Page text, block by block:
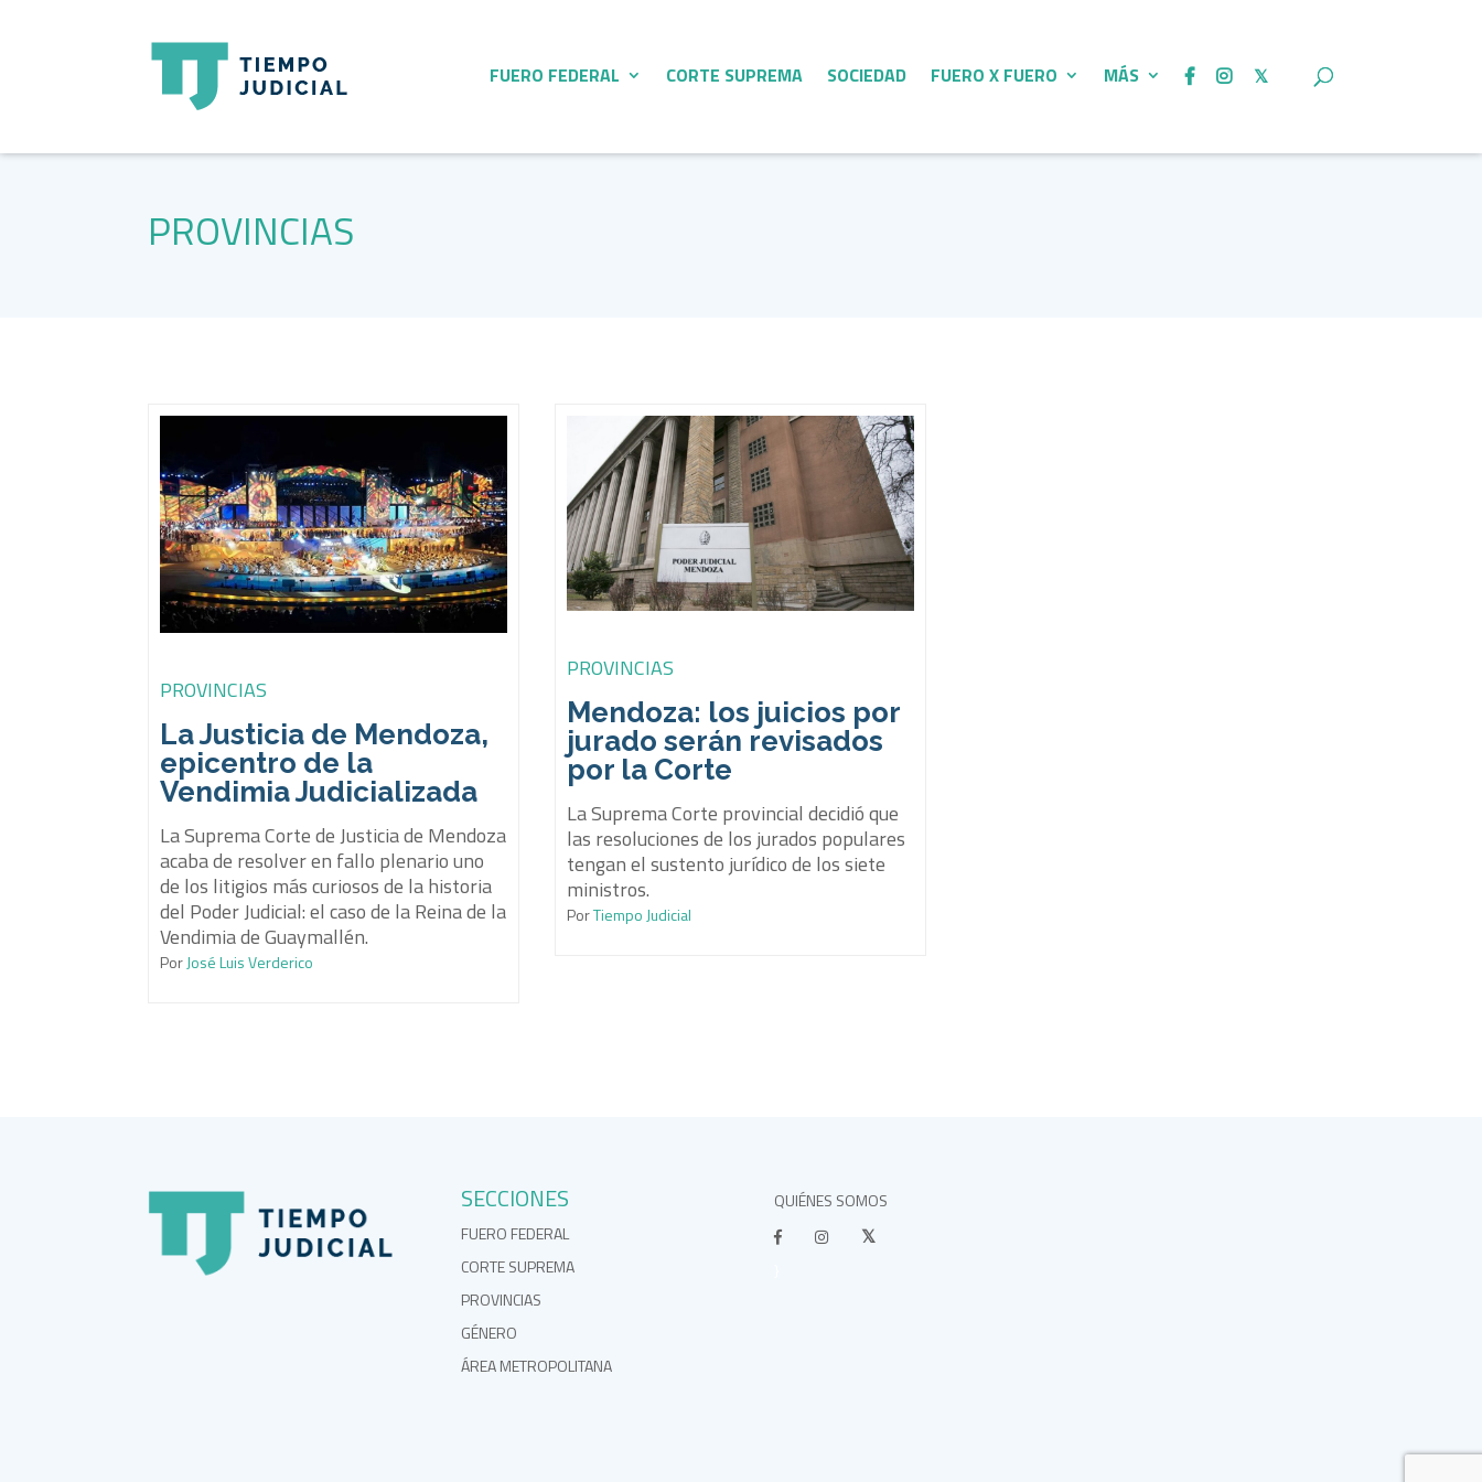
FUERO FEDERAL CORTE SUPREMA SOCIEDAD FUERO X FUERO MÁS
PROVINCIAS
PROVINCIAS
La Justicia de Mendoza,
epicentro de la
Vendimia Judicializada
La Suprema Corte de Justicia de Mendoza
acaba de resolver en fallo plenario uno
de los litigios más curiosos de la historia
del Poder Judicial: el caso de la Reina de la
Vendimia de Guaymallén.
PorJosé Luis Verderico
PROVINCIAS
Mendoza: los juicios por
jurado serán revisados
por la Corte
La Suprema Corte provincial decidió que
las resoluciones de los jurados populares
tengan el sustento jurídico de los siete
ministros.
PorTiempo Judicial
SECCIONES
FUERO FEDERAL
CORTE SUPREMA
PROVINCIAS
GÉNERO
ÁREA METROPOLITANA
QUIÉNES SOMOS